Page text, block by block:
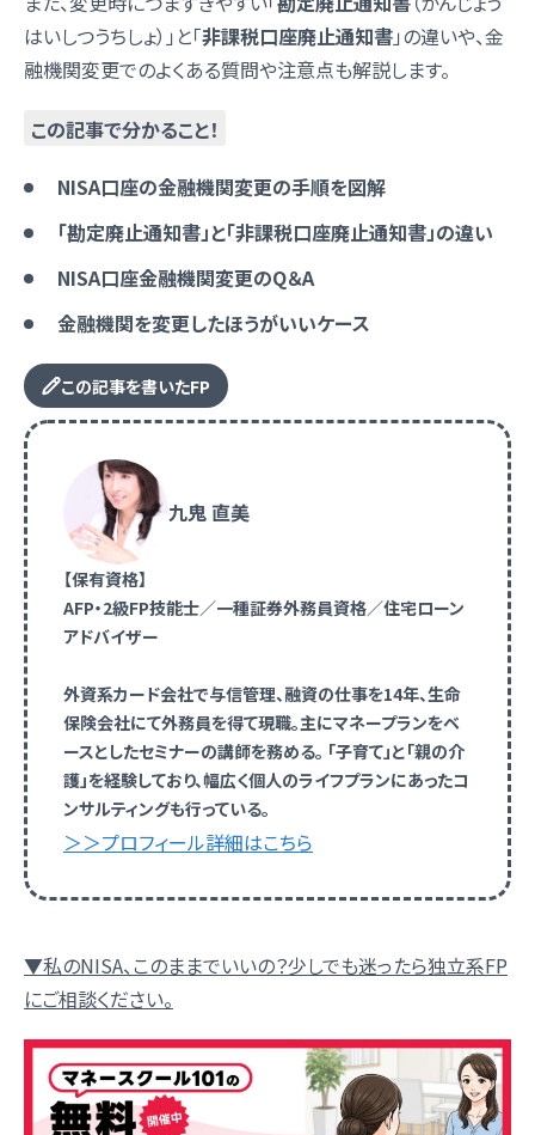
はいしつうちしょ）」と「非課税口座廃止通知書」の違いや、金
融機関変更でのよくある質問や注意点も解説します。
この記事で分かること！
NISA口座の金融機関変更の手順を図解
「勘定廃止通知書」と「非課税口座廃止通知書」の違い
NISA口座金融機関変更のQ＆A
金融機関を変更したほうがいいケース
この記事を書いたFP
九鬼 直美
【保有資格】
AFP・2級FP技能士／一種証券外務員資格／住宅ローン
アドバイザー
外資系カード会社で与信管理、融資の仕事を14年、生命
保険会社にて外務員を得て現職。主にマネープランをベ
ースとしたセミナーの講師を務める。 「子育て」と「親の介
護」を経験しており、幅広く個人のライフプランにあったコ
ンサルティングも行っている。
＞＞プロフィール詳細はこちら
▼私のNISA、このままでいいの？少しでも迷ったら独立系FP
にご相談ください。